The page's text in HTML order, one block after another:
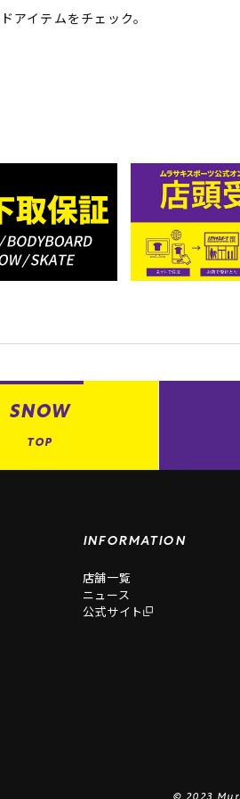
アイテムをチェック。
SNOW
TOP
INFORMATION
店舗一覧
ニュース
公式サイト